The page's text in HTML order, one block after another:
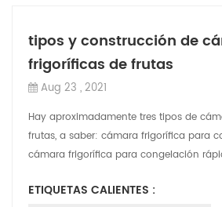
tipos y construcción de
frigoríficas de frutas
Aug 23 , 2021
Hay aproximadamente tres tipos de
frutas, a saber: cámara frigorífica para
cámara frigorífica para congelación
ETIQUETAS CALIENTES :